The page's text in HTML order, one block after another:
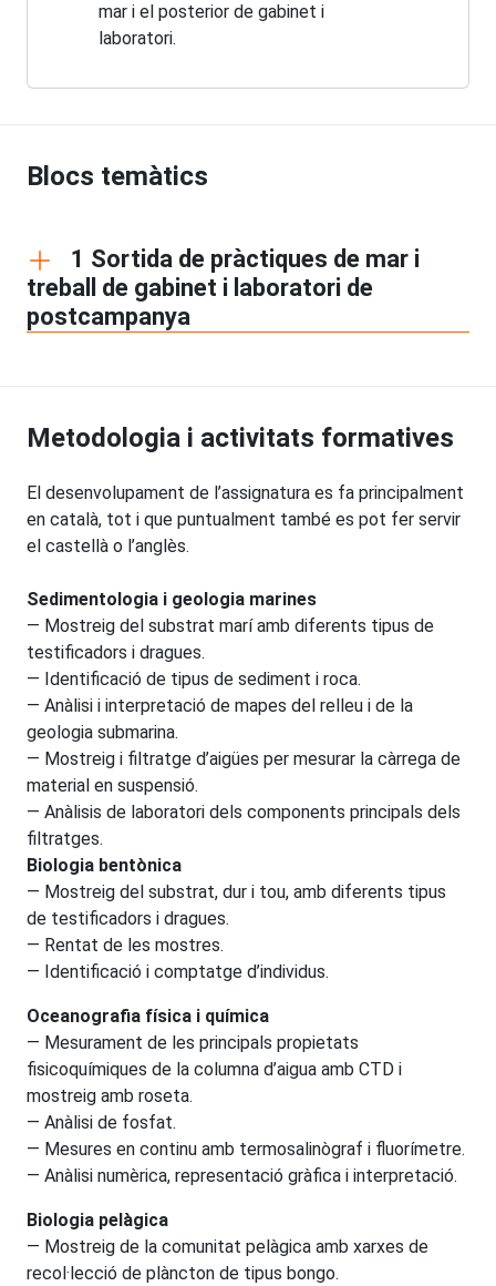
mar i el posterior de gabinet i
laboratori.
Blocs temàtics
1 Sortida de pràctiques de mar i
treball de gabinet i laboratori de
postcampanya
Metodologia i activitats formatives
El desenvolupament de l’assignatura es fa principalment
en català, tot i que puntualment també es pot fer servir
el castellà o l’anglès.
Sedimentologia i geologia marines
— Mostreig del substrat marí amb diferents tipus de
testificadors i dragues.
— Identificació de tipus de sediment i roca.
— Anàlisi i interpretació de mapes del relleu i de la
geologia submarina.
— Mostreig i filtratge d’aigües per mesurar la càrrega de
material en suspensió.
— Anàlisis de laboratori dels components principals dels
filtratges.
Biologia bentònica
— Mostreig del substrat, dur i tou, amb diferents tipus
de testificadors i dragues.
— Rentat de les mostres.
— Identificació i comptatge d’individus.
Oceanografia física i química
— Mesurament de les principals propietats
fisicoquímiques de la columna d’aigua amb CTD i
mostreig amb roseta.
— Anàlisi de fosfat.
— Mesures en continu amb termosalinògraf i fluorímetre.
— Anàlisi numèrica, representació gràfica i interpretació.
Biologia pelàgica
— Mostreig de la comunitat pelàgica amb xarxes de
recol·lecció de plàncton de tipus bongo.